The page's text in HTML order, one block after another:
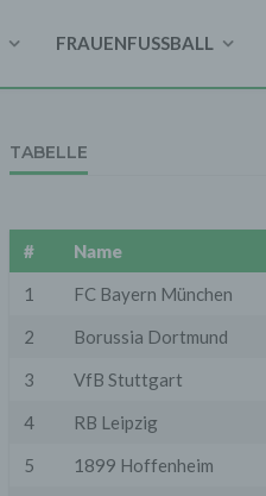
FRAUENFUSSBALL
TABELLE
# Name
1
FC Bayern München
2
Borussia Dortmund
3
VfB Stuttgart
4
RB Leipzig
5
1899 Hoffenheim